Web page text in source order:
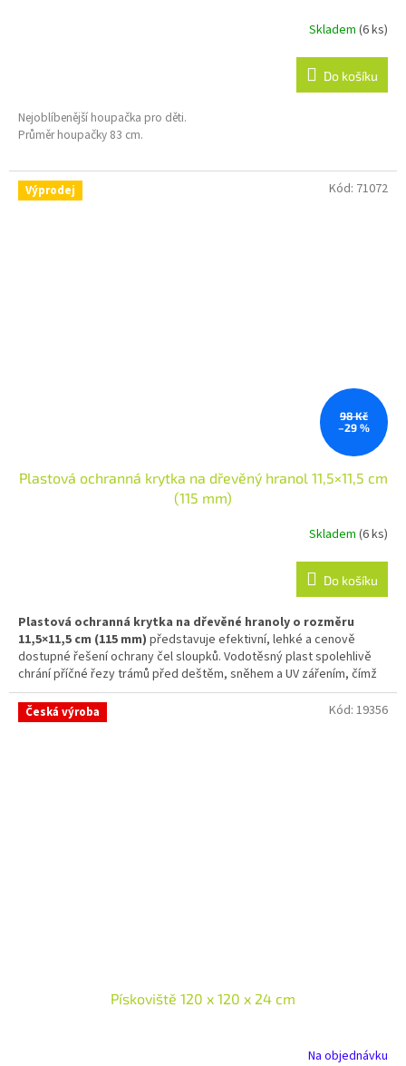
Skladem (6 ks)
Do košíku
Nejoblíbenější houpačka pro děti.
Průměr houpačky 83 cm.
Výprodej
98 Kč
–29 %
Plastová ochranná krytka na dřevěný hranol 11,5×11,5 cm
(115 mm)
Skladem (6 ks)
Do košíku
Plastová ochranná krytka na dřevěné hranoly o rozměru
11,5×11,5 cm (115 mm) představuje efektivní, lehké a cenově
dostupné řešení ochrany čel sloupků. Vodotěsný plast spolehlivě
chrání příčné řezy trámů před deštěm, sněhem a UV zářením, čímž
zabraňuje tlení a praskání dřeva.
Kód: 71072
Česká výroba
Pískoviště 120 x 120 x 24 cm
Na objednávku
Kód: 19356